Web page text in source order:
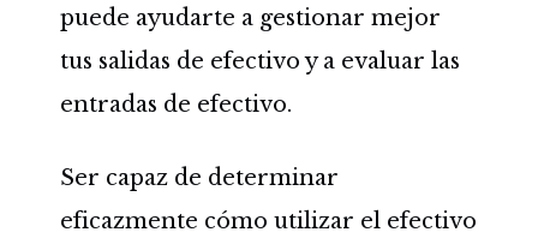
puede ayudarte a gestionar mejor
tus salidas de efectivo y a evaluar las
entradas de efectivo.
Ser capaz de determinar
eficazmente cómo utilizar el efectivo